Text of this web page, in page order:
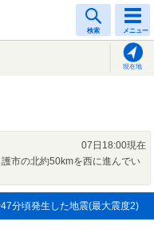
検索 メニュー
現在地
07日18:00現在
市の北約50kmを西に進んでい
分頃発生した地震(最大震度2)